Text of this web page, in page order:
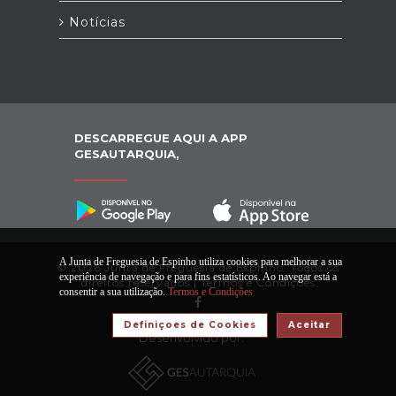
Notícias
DESCARREGUE AQUI A APP
GESAUTARQUIA,
© 2026 Junta de Freguesia de Espinho. Todos os
direitos reservados |Termos e Condições
Desenvolvido por:
A Junta de Freguesia de Espinho utiliza cookies para melhorar a sua
experiência de navegação e para fins estatísticos. Ao navegar está a
consentir a sua utilização. Termos e Condições
Aceitar
Definiçoes de Cookies